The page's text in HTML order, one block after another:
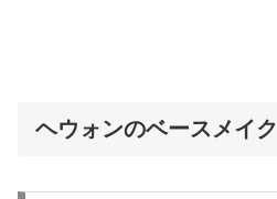
ヘウォンのベースメイク